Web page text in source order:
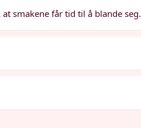
smakene får tid til å blande seg.